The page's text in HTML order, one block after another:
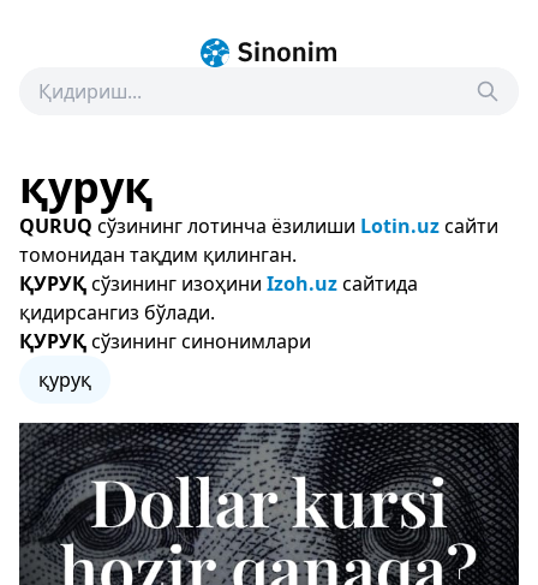
қуруқ
QURUQ сўзининг лотинча ёзилиши Lotin.uzсайти
томонидан тақдим қилинган.
ҚУРУҚсўзининг изоҳини Izoh.uzсайтида
қидирсангиз бўлади.
ҚУРУҚсўзининг синонимлари
қуруқ